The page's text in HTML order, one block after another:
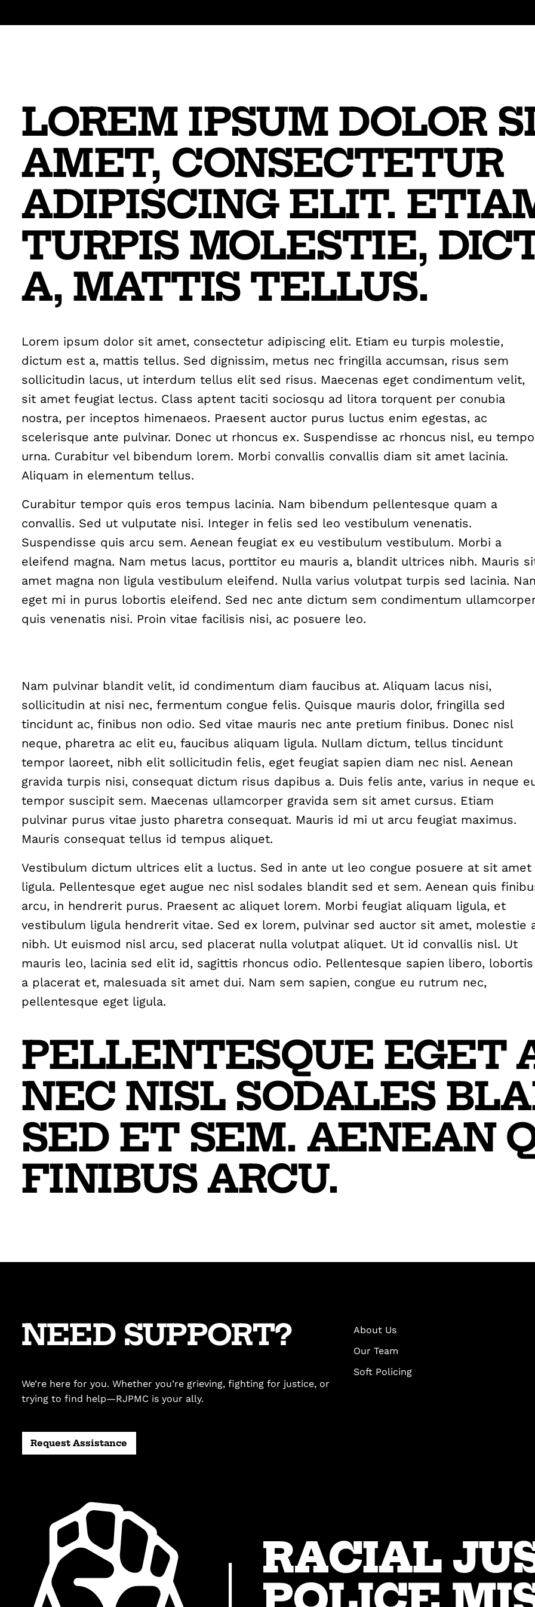
LOREM IPSUM DOLOR
AMET, CONSECTETUR
ADIPISCING ELIT.
TURPIS MOLESTIE,
A, MATTIS TELLUS.
Lorem ipsum dolor sit amet, consectetur adipiscing elit. Etiam eu turpis molestie,
dictum est a, mattis tellus. Sed dignissim, metus nec fringilla accumsan, risus sem
sollicitudin lacus, ut interdum tellus elit sed risus. Maecenas eget condimentum velit,
sit amet feugiat lectus. Class aptent taciti sociosqu ad litora torquent per conubia
nostra, per inceptos himenaeos. Praesent auctor purus luctus enim egestas, ac
scelerisque ante pulvinar. Donec ut rhoncus ex. Suspendisse ac rhoncus nisl, eu
urna. Curabitur vel bibendum lorem. Morbi convallis convallis diam sit amet lacinia.
Aliquam in elementum tellus.
Curabitur tempor quis eros tempus lacinia. Nam bibendum pellentesque quam a
convallis. Sed ut vulputate nisi. Integer in felis sed leo vestibulum venenatis.
Suspendisse quis arcu sem. Aenean feugiat ex eu vestibulum vestibulum. Morbi a
eleifend magna. Nam metus lacus, porttitor eu mauris a, blandit ultrices nibh. Mauris
amet magna non ligula vestibulum eleifend. Nulla varius volutpat turpis sed lacinia.
eget mi in purus lobortis eleifend. Sed nec ante dictum sem condimentum
quis venenatis nisi. Proin vitae facilisis nisi, ac posuere leo.
Nam pulvinar blandit velit, id condimentum diam faucibus at. Aliquam lacus nisi,
sollicitudin at nisi nec, fermentum congue felis. Quisque mauris dolor, fringilla sed
tincidunt ac, finibus non odio. Sed vitae mauris nec ante pretium finibus. Donec nisl
neque, pharetra ac elit eu, faucibus aliquam ligula. Nullam dictum, tellus tincidunt
tempor laoreet, nibh elit sollicitudin felis, eget feugiat sapien diam nec nisl. Aenean
gravida turpis nisi, consequat dictum risus dapibus a. Duis felis ante, varius in neque
tempor suscipit sem. Maecenas ullamcorper gravida sem sit amet cursus. Etiam
pulvinar purus vitae justo pharetra consequat. Mauris id mi ut arcu feugiat maximus.
Mauris consequat tellus id tempus aliquet.
Vestibulum dictum ultrices elit a luctus. Sed in ante ut leo congue posuere at sit amet
ligula. Pellentesque eget augue nec nisl sodales blandit sed et sem. Aenean quis
arcu, in hendrerit purus. Praesent ac aliquet lorem. Morbi feugiat aliquam ligula, et
vestibulum ligula hendrerit vitae. Sed ex lorem, pulvinar sed auctor sit amet, molestie
nibh. Ut euismod nisl arcu, sed placerat nulla volutpat aliquet. Ut id convallis nisl. Ut
mauris leo, lacinia sed elit id, sagittis rhoncus odio. Pellentesque sapien libero, lobortis
a placerat et, malesuada sit amet dui. Nam sem sapien, congue eu rutrum nec,
pellentesque eget ligula.
PELLENTESQUE EGET
NEC NISL SODALES
SED ET SEM. AENEAN
FINIBUS ARCU.
NEED SUPPORT?
We’re here for you. Whether you’re grieving, fighting for justice, or
trying to find help—RJPMC is your ally.
Request Assistance
About Us
Our Team
Soft Policing